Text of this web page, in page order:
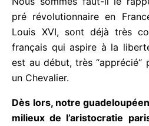
escrimeur.
Nous sommes faut-il le
pré révolutionnaire en
Louis XVI, sont déjà très
français qui aspire à la liberté
fait un Chevalier.